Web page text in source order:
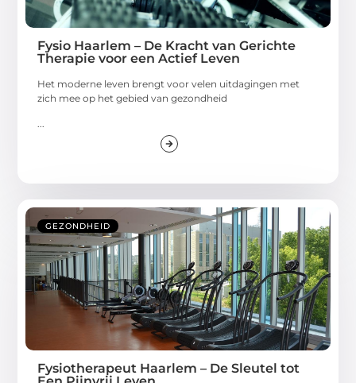
Fysio Haarlem – De Kracht van Gerichte
Therapie voor een Actief Leven
Het moderne leven brengt voor velen uitdagingen met
zich mee op het gebied van gezondheid
...
GEZONDHEID
Fysiotherapeut Haarlem – De Sleutel tot